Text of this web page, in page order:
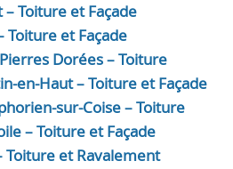
Toiture et Façade
Toiture et Façade
Dorées – Toiture
en-Haut – Toiture et Façade
sur-Coise – Toiture
– Toiture et Façade
Toiture et Ravalement